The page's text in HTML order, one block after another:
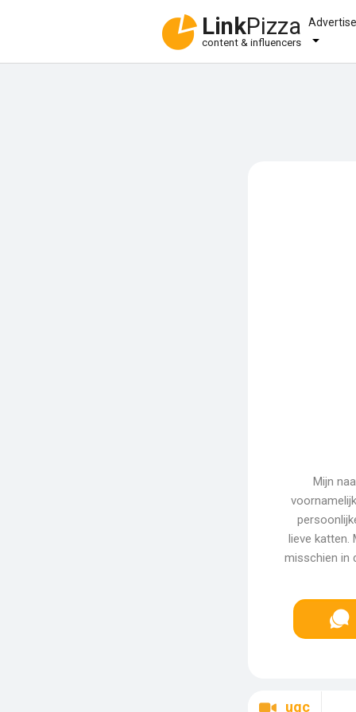
LinkPizza
content & influencers
Mijn
lieve katten.
misschien in
ugc